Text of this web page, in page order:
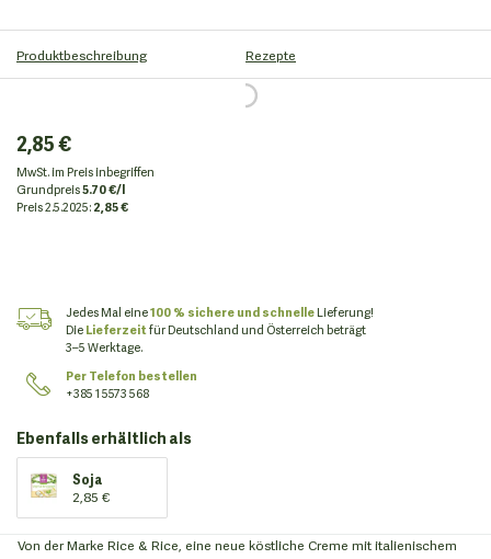
Produktbeschreibung Rezepte
2,85 €
MwSt. im Preis inbegriffen
Grundpreis5.70 €/l
Preis2.5.2025:2,85 €
Jedes Mal eine100 % sichere und schnelleLieferung!
DieLieferzeitfür Deutschland und Österreich beträgt
3–5 Werktage.
Per Telefon bestellen
+385 1 5573 568
Ebenfalls erhältlich als
Soja
2,85 €
Von der Marke Rice & Rice, eine neue köstliche Creme mit italienischem